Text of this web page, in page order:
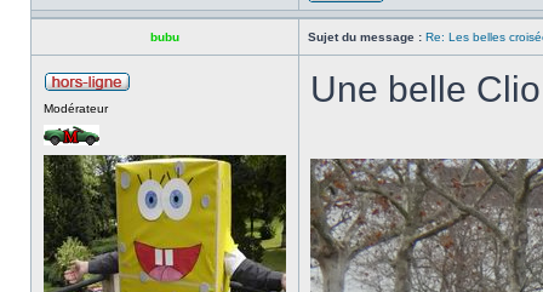
bubu Sujet du message : Re: Les belles
Modérateur Une belle